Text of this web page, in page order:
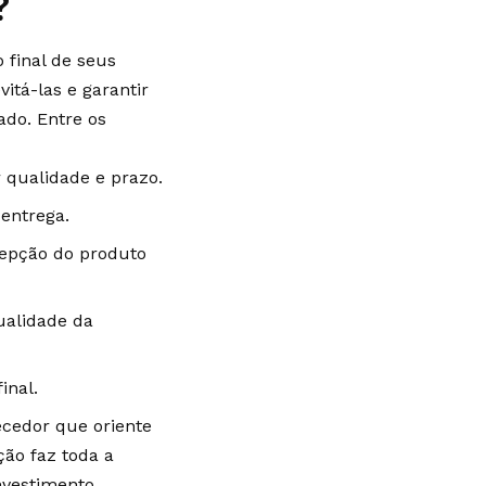
final de seus
las e garantir
Entre os
e prazo.
do produto
da
que oriente
faz toda a